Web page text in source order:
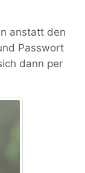
anstatt den
Passwort
dann per